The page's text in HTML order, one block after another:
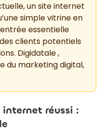
un site internet
simple vitrine en
essentielle
clients potentiels
Digidatale ,
du marketing digital,
internet réussi :